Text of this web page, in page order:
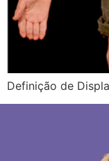
Definição de